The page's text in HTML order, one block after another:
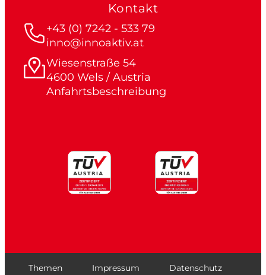
Kontakt
+43 (0) 7242 - 533 79
inno@innoaktiv.at
Wiesenstraße 54
4600 Wels / Austria
Anfahrtsbeschreibung
Themen Impressum Datenschutz